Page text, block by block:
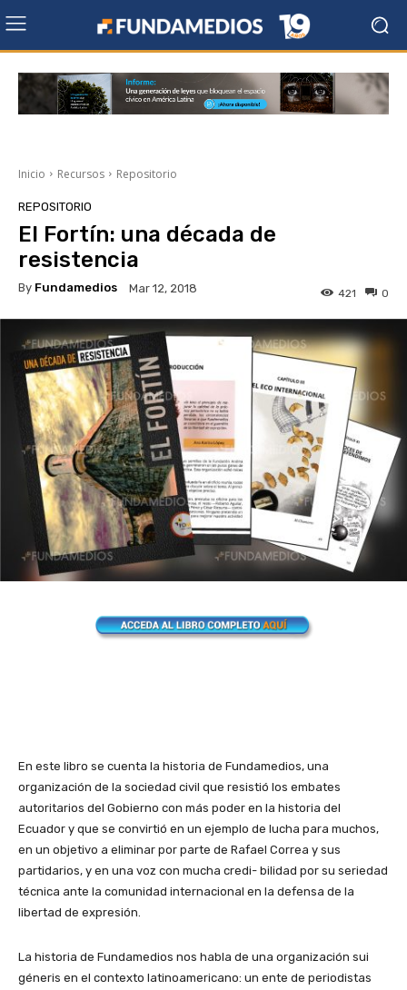
Inicio Recursos Repositorio
REPOSITORIO
El Fortín: una década de
resistencia
By Fundamedios Mar 12, 2018 0
421
En este libro se cuenta la historia de Fundamedios, una
organización de la sociedad civil que resistió los embates
autoritarios del Gobierno con más poder en la historia del
Ecuador y que se convirtió en un ejemplo de lucha para muchos,
en un objetivo a eliminar por parte de Rafael Correa y sus
partidarios, y en una voz con mucha credi- bilidad por su seriedad
técnica ante la comunidad internacional en la defensa de la
libertad de expresión.
La historia de Fundamedios nos habla de una organización sui
géneris en el contexto latinoamericano: un ente de periodistas